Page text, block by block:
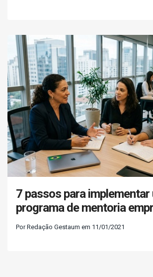
7 passos para implementar
programa de mentoria
Por Redação Gestaum em 11/01/2021